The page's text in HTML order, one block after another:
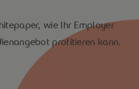
wie Ihr Employer
profitieren kann.